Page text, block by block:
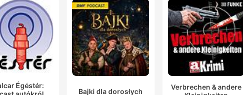
Égéstér:
Bajki dla dorosłych
Verbrechen & andere